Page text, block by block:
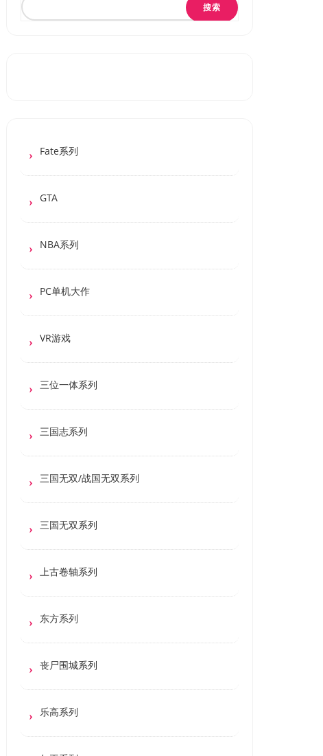
搜索
Fate系列
GTA
NBA系列
PC单机大作
VR游戏
三位一体系列
三国志系列
三国无双/战国无双系列
三国无双系列
上古卷轴系列
东方系列
丧尸围城系列
乐高系列